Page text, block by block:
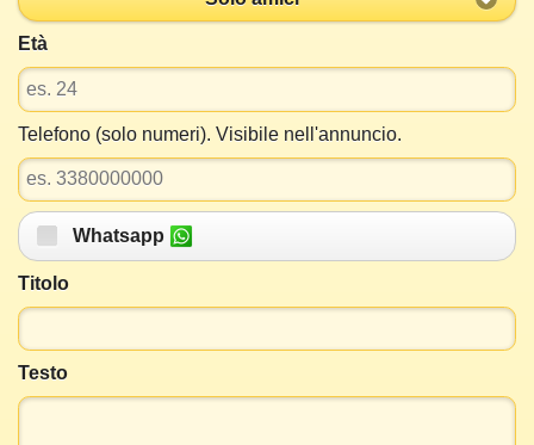
Età
Telefono (solo numeri). Visibile nell'annuncio.
Whatsapp
Titolo
Testo